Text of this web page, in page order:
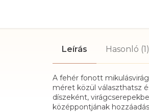
Leírás Hasonló (1)
A fehér fonott
méret közül választhatsz
díszeként,
középpontjának